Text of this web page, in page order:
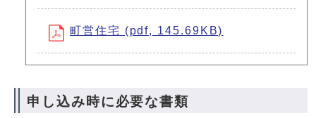
町営住宅 (pdf, 145.69KB)
申し込み時に必要な書類